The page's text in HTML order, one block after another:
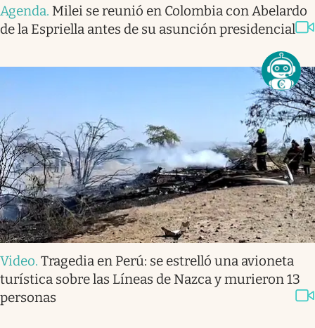
Agenda. Milei se reunió en Colombia con Abelardo
de la Espriella antes de su asunción presidencial
Video. Tragedia en Perú: se estrelló una avioneta
turística sobre las Líneas de Nazca y murieron 13
personas